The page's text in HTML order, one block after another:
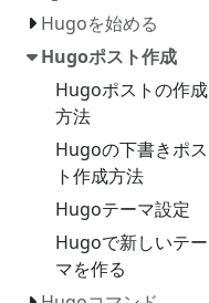
Hugoを始める
Hugoポスト作成
Hugoポストの作成
方法
Hugoの下書きポス
ト作成方法
Hugoテーマ設定
Hugoで新しいテー
マを作る